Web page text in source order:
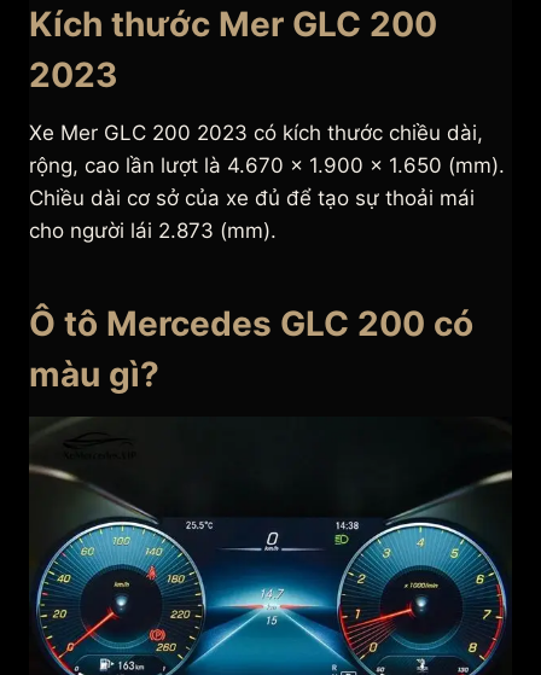
Kích thước Mer GLC 200
2023
Xe Mer GLC 200 2023 có kích thước chiều dài,
rộng, cao lần lượt là 4.670 x 1.900 x 1.650 (mm).
Chiều dài cơ sở của xe đủ để tạo sự thoải mái
cho người lái 2.873 (mm).
Ô tô Mercedes GLC 200 có
màu gì?